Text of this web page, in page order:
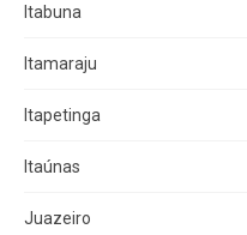
Itabuna
Itamaraju
Itapetinga
Itaúnas
Juazeiro